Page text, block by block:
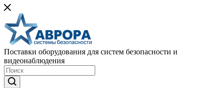
Поставки оборудования для систем безопасности и
видеонаблюдения